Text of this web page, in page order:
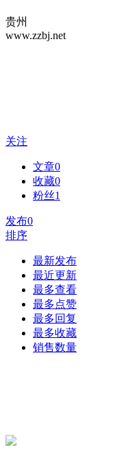
贵州
www.zzbj.net
关注
文章0
收藏0
粉丝1
发布0
排序
最新发布
最近更新
最多查看
最多点赞
最多回复
最多收藏
销售数量